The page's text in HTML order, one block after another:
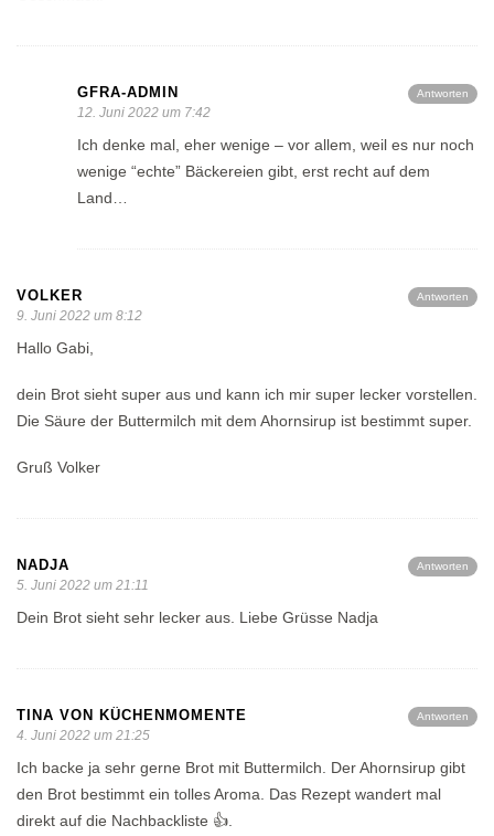
Antworten
GFRA-ADMIN
12. Juni 2022 um 7:42
Ich denke mal, eher wenige – vor allem, weil es nur noch
wenige “echte” Bäckereien gibt, erst recht auf dem
Land…
Antworten
VOLKER
9. Juni 2022 um 8:12
Hallo Gabi,
dein Brot sieht super aus und kann ich mir super lecker vorstellen.
Die Säure der Buttermilch mit dem Ahornsirup ist bestimmt super.
Gruß Volker
Antworten
NADJA
5. Juni 2022 um 21:11
Dein Brot sieht sehr lecker aus. Liebe Grüsse Nadja
Antworten
TINA VON KÜCHENMOMENTE
4. Juni 2022 um 21:25
Ich backe ja sehr gerne Brot mit Buttermilch. Der Ahornsirup gibt
den Brot bestimmt ein tolles Aroma. Das Rezept wandert mal
direkt auf die Nachbackliste 👍.